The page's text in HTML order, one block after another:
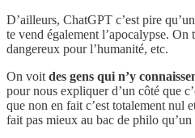
D’ailleurs, ChatGPT c’est pire
te vend également l’apocalypse. On
dangereux pour l’humanité, etc.
On voit des gens qui n’y
pour nous expliquer d’un côté que
que non en fait c’est totalement nul
fait pas mieux au bac de philo